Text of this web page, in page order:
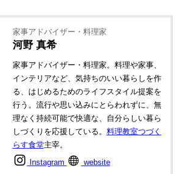
家事アドバイザー・料理家
河野 真希
家事アドバイザー・料理家。料理や家事、
インテリアなど、気持ちのいい暮らしを作
る、はじめるためのライフスタイル提案を
行う。流行や思い込みにとらわれずに、無
理なく持続可能で快適な、自分らしい暮ら
しづくりを応援している。 料理教室つづく
らす食堂主宰。
Instagram website